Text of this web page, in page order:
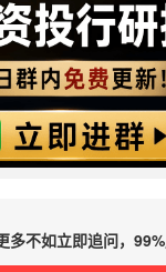
多不如立即追问，